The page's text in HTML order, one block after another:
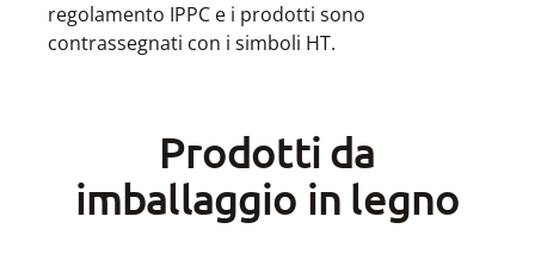
regolamento IPPC e i prodotti sono
contrassegnati con i simboli HT.
Prodotti da
imballaggio in legno